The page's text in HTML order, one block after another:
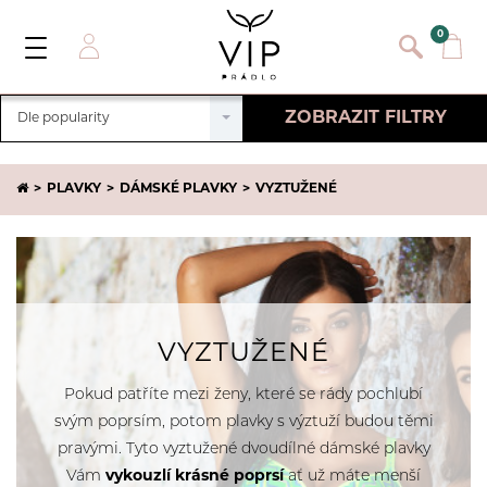
Přihlásit se
E-mail:
Heslo:
Registrace nového zákazníka
Zapomněli jste heslo ?
PŘIHLÁSIT
0
Toggle
Dle popularity ZOBRAZIT FILTRY
Zrušit filtry
Hladké
Bezkosticové
Odepínací ramínka
Spodní díl
Fantasy P1201
Fantasy P1101
Fantasy P2701
VELIKOST
VŠE EU UK
34 A
32 B
34 B
36 B
38 B
70 B
75 B
80 B
85 B
BARVA
742-2327 Kč
ZNAČKA
Calvin Klein
Esotiq
DOSTUPNOST
Pouze skladem
PLAVKY DÁMSKÉ PLAVKY VYZTUŽENÉ
VYZTUŽENÉ
Pokud patříte mezi ženy, které se rády pochlubí
svým poprsím, potom plavky s výztuží budou těmi
pravými. Tyto vyztužené dvoudílné dámské plavky
Vám vykouzlí krásné poprsíať už máte menší